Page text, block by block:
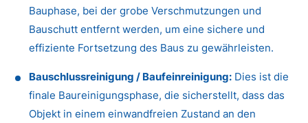
Bauphase, bei der grobe Verschmutzungen und
Bauschutt entfernt werden, um eine sichere und
effiziente Fortsetzung des Baus zu gewährleisten.
Bauschlussreinigung / Baufeinreinigung: Dies ist die
finale Baureinigungsphase, die sicherstellt, dass das
Objekt in einem einwandfreien Zustand an den